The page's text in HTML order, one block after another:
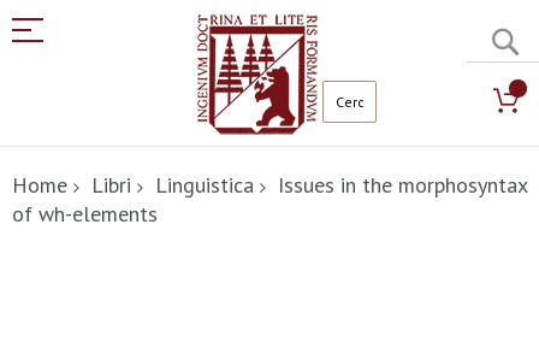
al
contenuto
Home Libri Linguistica
Issues in the morphosyntax
of wh-elements